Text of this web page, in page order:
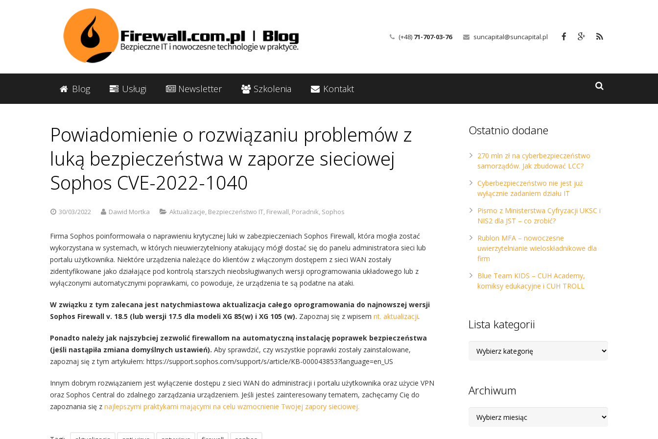
(+48) 71-707-03-76 suncapital@suncapital.pl
Blog Usługi Newsletter Szkolenia Kontakt
Powiadomienie o rozwiązaniu problemów z
luką bezpieczeństwa w zaporze sieciowej
Sophos CVE-2022-1040
30/03/2022 Dawid Mortka Aktualizacje, Bezpieczeństwo IT, Firewall, Poradnik, Sophos
Firma Sophos poinformowała o naprawieniu krytycznej luki w zabezpieczeniach Sophos Firewall, która mogła zostać
wykorzystana w systemach, w których nieuwierzytelniony atakujący mógł dostać się do panelu administratora sieci lub
portalu użytkownika. Niektóre urządzenia należące do klientów z włączonym dostępem z sieci WAN zostały
zidentyfikowane jako działające pod kontrolą starszych nieobsługiwanych wersji oprogramowania układowego lub z
wyłączonymi automatycznymi poprawkami, co powoduje, że urządzenia te są podatne na ataki.
W związku z tym zalecana jest natychmiastowa aktualizacja całego oprogramowania do najnowszej wersji
Sophos Firewall v. 18.5 (lub wersji 17.5 dla modeli XG 85(w) i XG 105 (w). Zapoznaj się z wpisem nt. aktualizacji.
Ponadto należy jak najszybciej zezwolić firewallom na automatyczną instalację poprawek bezpieczeństwa
(jeśli nastąpiła zmiana domyślnych ustawień). Aby sprawdzić, czy wszystkie poprawki zostały zainstalowane,
zapoznaj się z tym artykułem: https://support.sophos.com/support/s/article/KB-000043853?language=en_US
Innym dobrym rozwiązaniem jest wyłączenie dostępu z sieci WAN do administracji i portalu użytkownika oraz użycie VPN
oraz Sophos Central do zdalnego zarządzania urządzeniem. Jeśli jesteś zainteresowany tematem, zachęcamy Cię do
zapoznania się z najlepszymi praktykami mającymi na celu wzmocnienie Twojej zapory sieciowej.
Ostatnio dodane
270 mln zł na cyberbezpieczeństwo
samorządów. Jak zbudować LCC?
Cyberbezpieczeństwo nie jest już
wyłącznie zadaniem działu IT
Pismo z Ministerstwa Cyfryzacji UKSC i
NIS2 dla JST – co zrobić?
Rublon MFA – nowoczesne
uwierzytelnianie wieloskładnikowe dla
firm
Blue Team KIDS – CUH Academy,
komiksy edukacyjne i CUH TROLL
Lista kategorii
kategorii
Archiwum
Archiwum